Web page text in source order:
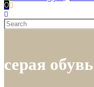
0
серая обувь